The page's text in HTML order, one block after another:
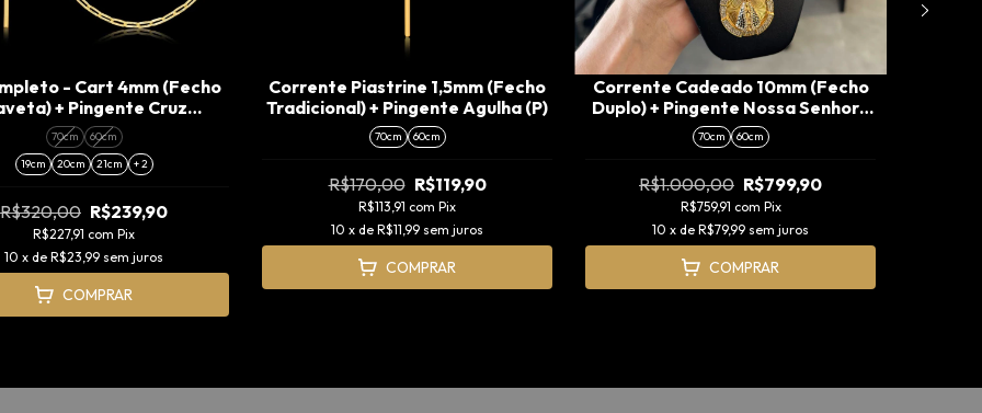
- Cart 4mm (Fecho
+ Pingente Cruz
Amarrada (M)
70cm
60cm
19cm
20cm 21cm + 2
R$320,00 R$239,90
R$227,91 com Pix
10 x de R$23,99 sem juros
COMPRAR
Corrente Piastrine 1,5mm (Fecho
Tradicional) + Pingente Agulha (P)
70cm 60cm
R$170,00 R$119,90
R$113,91 com Pix
10 x de R$11,99 sem juros
COMPRAR
Corrente Cadeado 10mm (Fecho
Duplo) + Pingente Nossa Senhora
Cravejado Especial (G)
70cm 60cm
R$1.000,00 R$799,90
R$759,91 com Pix
10 x de R$79,99 sem juros
COMPRAR